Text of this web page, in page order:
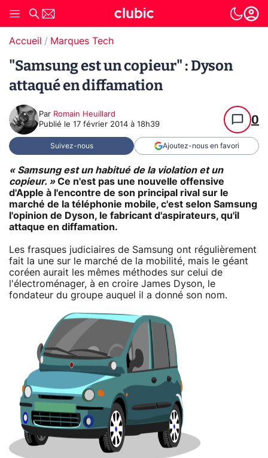
Accueil Marques Tech
"Samsung est un copieur" : Dyson
attaqué en diffamation
Par Romain Heuillard
Publié le 17 février 2014 à 18h39 0
Suivez-nous Ajoutez-nous en favori
« Samsung est un habitué de la violation et un
copieur. »Ce n'est pas une nouvelle offensive
d'Apple à l'encontre de son principal rival sur le
marché de la téléphonie mobile, c'est selon Samsung
l'opinion de Dyson, le fabricant d'aspirateurs, qu'il
attaque en diffamation.
Les frasques judiciaires de Samsung ont régulièrement
fait la une sur le marché de la mobilité, mais le géant
coréen aurait les mêmes méthodes sur celui de
l'électroménager, à en croire James Dyson, le
fondateur du groupe auquel il a donné son nom.